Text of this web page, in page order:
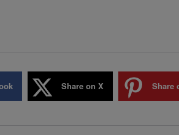
Share on X Share